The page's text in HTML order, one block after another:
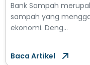
Bank Sampah
sampah yang
ekonomi. Deng...
Baca Artikel